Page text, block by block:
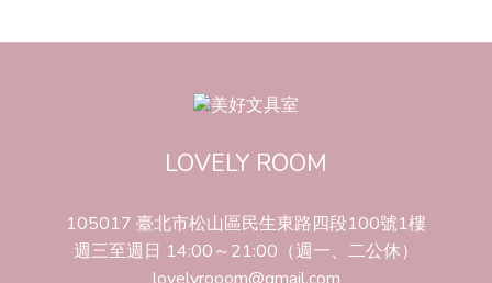
LOVELY ROOM
105017 臺北市松山區民生東路四段100號1樓
週三至週日 14:00～21:00（週一、二公休）